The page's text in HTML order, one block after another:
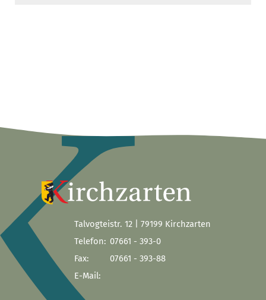
Talvogteistr. 12 | 79199 Kirchzarten
Telefon: 07661 - 393-0
Fax:
07661 - 393-88
E-Mail: